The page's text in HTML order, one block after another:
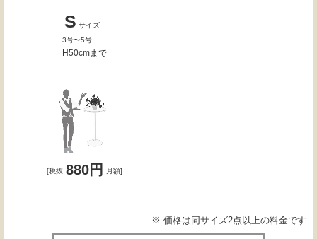
S サイズ
3号〜5号
H50cmまで
[税抜 880円 月額]
※ 価格は同サイズ2点以上の料金です